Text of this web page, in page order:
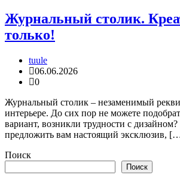
Журнальный столик.
только!
tuule
06.06.2026
0
Журнальный столик – незаменимый
интерьере. До сих пор не можете
вариант, возникли трудности с дизайном?
предложить вам настоящий эксклюзив,
Поиск
Поиск